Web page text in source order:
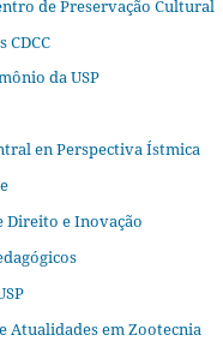
de Preservação Cultural
CDCC
da USP
en Perspectiva Ístmica
Direito e Inovação
Atualidades em Zootecnia